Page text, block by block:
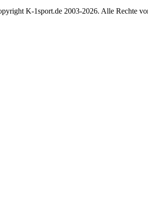
K-1sport.de 2003-2026. Alle Rechte